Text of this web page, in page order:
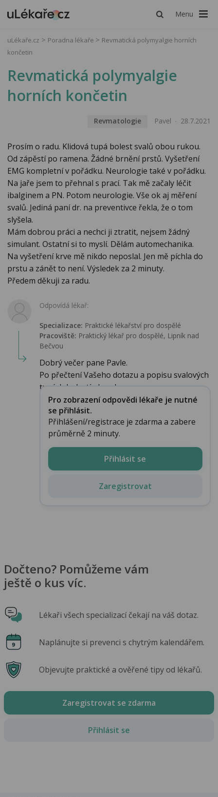
Menu
uLékaře.cz Poradna lékaře
Revmatická polymyalgie horních
končetin
Revmatická polymyalgie
horních končetin
Revmatologie Pavel 28.7.2021
Prosím o radu. Klidová tupá bolest svalů obou rukou.
Od zápěstí po ramena. Žádné brnění prstů. Vyšetření
EMG kompletní v pořádku. Neurologie také v pořádku.
Na jaře jsem to přehnal s prací. Tak mě začaly léčit
ibalginem a PN. Potom neurologie. Vše ok aj měření
svalů. Jediná paní dr. na preventivce řekla, že o tom
slyšela.
Mám dobrou práci a nechci ji ztratit, nejsem žádný
simulant. Ostatní si to myslí. Dělám automechanika.
Na vyšetření krve mě nikdo neposlal. Jen mě píchla do
prstu a zánět to není. Výsledek za 2 minuty.
Předem děkuji za radu.
Odpovídá lékař:
Specializace: Praktické lékařství pro dospělé
Pracoviště: Praktický lékař pro dospělé, Lipník nad
Bečvou
Dobrý večer pane Pavle.
Po přečtení Vašeho dotazu a popisu svalových
tupých bolestí obou h...
Pro zobrazení odpovědi lékaře je nutné
se přihlásit.
Přihlášení/registrace je zdarma a zabere
průměrně 2 minuty.
Přihlásit se
Zaregistrovat
Dočteno? Pomůžeme vám
ještě o kus víc.
Lékaři všech specializací čekají na váš dotaz.
Naplánujte si prevenci s chytrým kalendářem.
Objevujte praktické a ověřené tipy od lékařů.
Zaregistrovat se zdarma
Přihlásit se